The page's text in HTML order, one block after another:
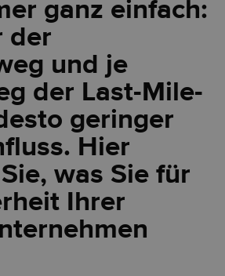
ganz einfach:
der
und je
der Last-Mile-
geringer
Hier
was Sie für
Ihrer